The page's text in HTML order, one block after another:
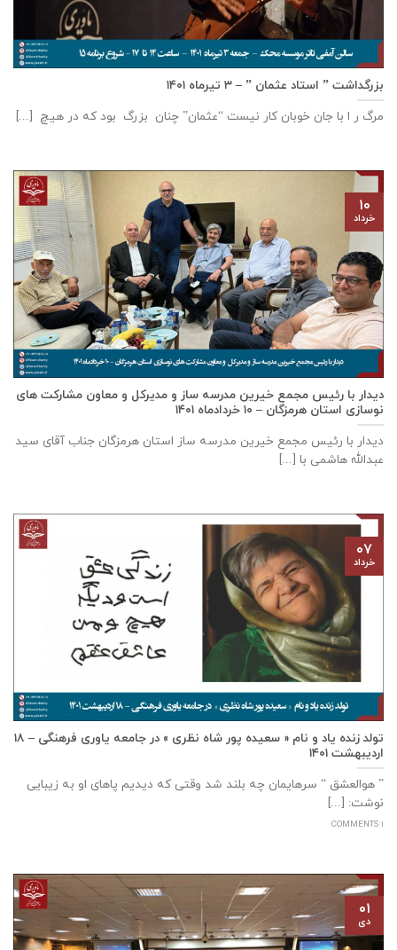
بزرگداشت ” استاد عثمان ” – ۳ تیرماه ۱۴۰۱
مرگ ر ا با جان خوبان کار نیست “عثمان” چنان بزرگ بود که در هیچ [...]
دیدار با رئیس مجمع خیرین مدرسه ساز و مدیرکل و معاون مشارکت های
نوسازی استان هرمزگان – ۱۰ خردادماه ۱۴۰۱
دیدار با رئیس مجمع خیرین مدرسه ساز استان هرمزگان جناب آقای سید
عبدالله هاشمی با [...]
۱۰
خرداد
تولد زنده یاد و نام « سعیده پور شاه نظری » در جامعه یاوری فرهنگی – ۱۸
اردیبهشت ۱۴۰۱
” هوالعشق “ سرهایمان چه بلند شد وقتی که دیدیم پاهای او به زیبایی
نوشت: [...]
1 COMMENTS
۰۷
خرداد
۰۱
دی